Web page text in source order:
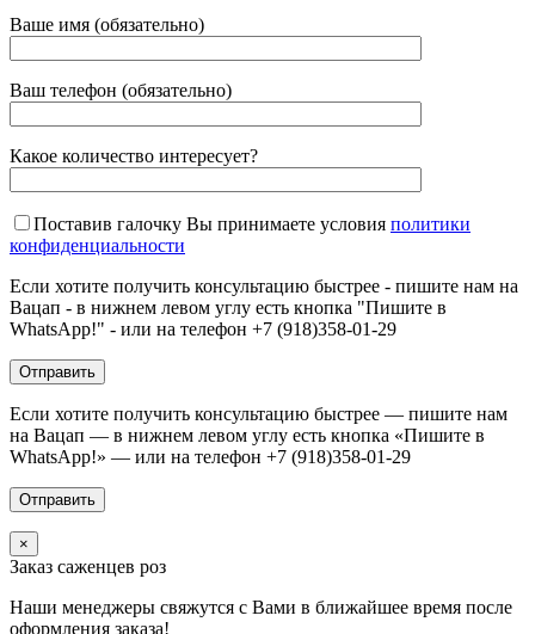
Ваше имя (обязательно)
Ваш телефон (обязательно)
Какое количество интересует?
Поставив галочку Вы принимаете условия политики
конфиденциальности
Если хотите получить консультацию быстрее - пишите нам на
Вацап - в нижнем левом углу есть кнопка "Пишите в
WhatsApp!" - или на телефон +7 (918)358-01-29
Если хотите получить консультацию быстрее — пишите нам
на Вацап — в нижнем левом углу есть кнопка «Пишите в
WhatsApp!» — или на телефон +7 (918)358-01-29
×
Заказ саженцев роз
Наши менеджеры свяжутся с Вами в ближайшее время после
оформления заказа!